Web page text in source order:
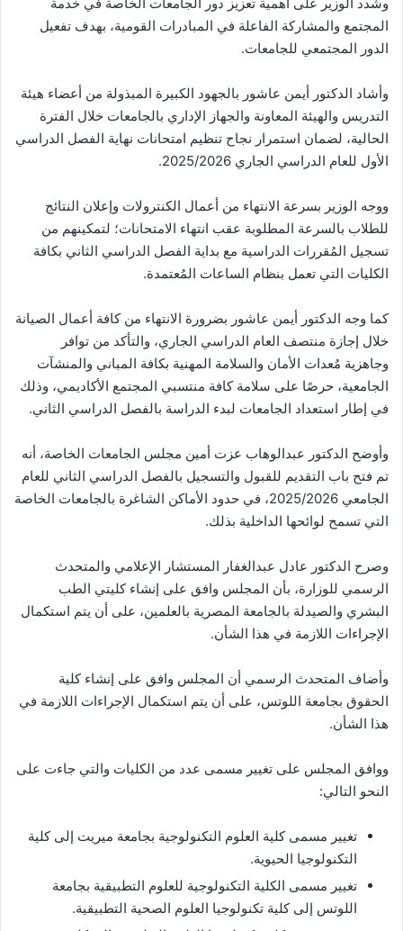
وشدد الوزير على أهمية تعزيز دور الجامعات الخاصة في خدمة
المجتمع والمشاركة الفاعلة في المبادرات القومية، بهدف تفعيل
الدور المجتمعي للجامعات.
وأشاد الدكتور أيمن عاشور بالجهود الكبيرة المبذولة من أعضاء هيئة
التدريس والهيئة المعاونة والجهاز الإداري بالجامعات خلال الفترة
الحالية، لضمان استمرار نجاح تنظيم امتحانات نهاية الفصل الدراسي
الأول للعام الدراسي الجاري 2025/2026.
ووجه الوزير بسرعة الانتهاء من أعمال الكنترولات وإعلان النتائج
للطلاب بالسرعة المطلوبة عقب انتهاء الامتحانات؛ لتمكينهم من
تسجيل المُقررات الدراسية مع بداية الفصل الدراسي الثاني بكافة
الكليات التي تعمل بنظام الساعات المُعتمدة.
كما وجه الدكتور أيمن عاشور بضرورة الانتهاء من كافة أعمال الصيانة
خلال إجازة منتصف العام الدراسي الجاري، والتأكد من توافر
وجاهزية مُعدات الأمان والسلامة المهنية بكافة المباني والمنشآت
الجامعية، حرصًا على سلامة كافة منتسبي المجتمع الأكاديمي، وذلك
في إطار استعداد الجامعات لبدء الدراسة بالفصل الدراسي الثاني.
وأوضح الدكتور عبدالوهاب عزت أمين مجلس الجامعات الخاصة، أنه
تم فتح باب التقديم للقبول والتسجيل بالفصل الدراسي الثاني للعام
الجامعي 2025/2026، في حدود الأماكن الشاغرة بالجامعات الخاصة
التي تسمح لوائحها الداخلية بذلك.
وصرح الدكتور عادل عبدالغفار المستشار الإعلامي والمتحدث
الرسمي للوزارة، بأن المجلس وافق على إنشاء كليتي الطب
البشري والصيدلة بالجامعة المصرية بالعلمين، على أن يتم استكمال
الإجراءات اللازمة في هذا الشأن.
وأضاف المتحدث الرسمي أن المجلس وافق على إنشاء كلية
الحقوق بجامعة اللوتس، على أن يتم استكمال الإجراءات اللازمة في
هذا الشأن.
ووافق المجلس على تغيير مسمى عدد من الكليات والتي جاءت على
النحو التالي:
تغيير مسمى كلية العلوم التكنولوجية بجامعة ميريت إلى كلية
التكنولوجيا الحيوية.
تغيير مسمى الكلية التكنولوجية للعلوم التطبيقية بجامعة
اللوتس إلى كلية تكنولوجيا العلوم الصحية التطبيقية.